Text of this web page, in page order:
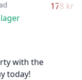
178 kr –
with the
today!